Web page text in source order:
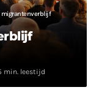
min. leestijd